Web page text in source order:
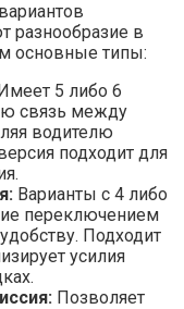
разнообразие в
основные типы:
Имеет 5 либо 6
связь между
водителю
подходит для
Варианты с 4 либо
переключением
Подходит
усилия
Позволяет